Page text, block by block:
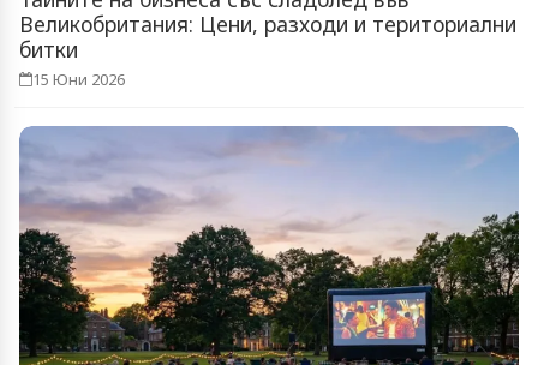
Великобритания: Цени, разходи и териториални
битки
15 Юни 2026